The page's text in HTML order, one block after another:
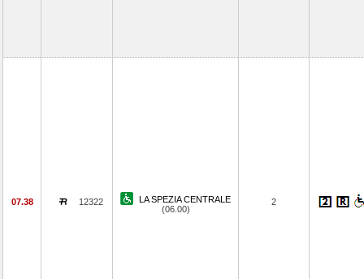
07.38 12322
LA SPEZIA CENTRALE
(06.00)
2